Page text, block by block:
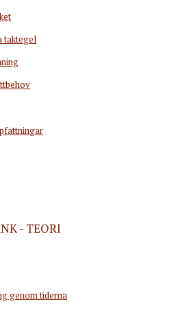
taktegel
- TEORI
genom tiderna